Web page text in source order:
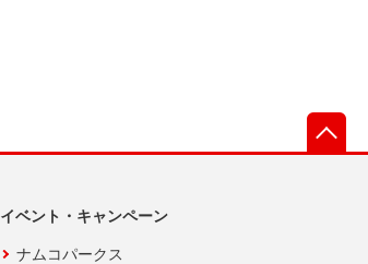
イベント・キャンペーン
ナムコパークス